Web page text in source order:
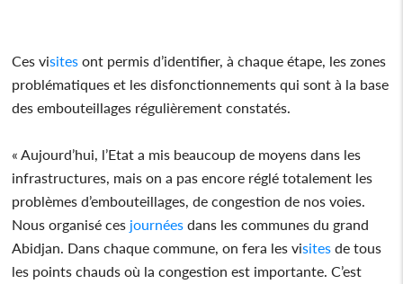
Ces visites ont permis d’identifier, à chaque étape, les zones
problématiques et les disfonctionnements qui sont à la base
des embouteillages régulièrement constatés.
« Aujourd’hui, l’Etat a mis beaucoup de moyens dans les
infrastructures, mais on a pas encore réglé totalement les
problèmes d’embouteillages, de congestion de nos voies.
Nous organisé ces journées dans les communes du grand
Abidjan. Dans chaque commune, on fera les visites de tous
les points chauds où la congestion est importante. C’est